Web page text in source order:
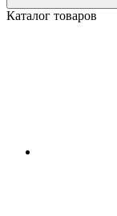
Каталог товаров